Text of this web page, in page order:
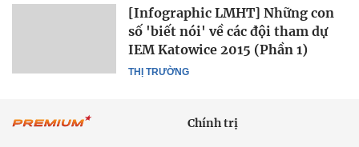
THỊ TRƯỜNG
[Infographic LMHT] Những con
số 'biết nói' về các đội tham dự
IEM Katowice 2015 (Phần 1)
Chính trị